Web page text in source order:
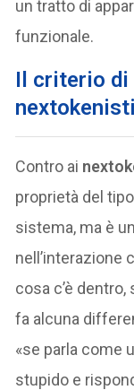
un tratto di
funzionale.
Il criterio di
nextokenisti
Contro ai
proprietà del
sistema, ma è
nell’interazione
cosa c’è
fa alcuna
«se parla come
stupido e